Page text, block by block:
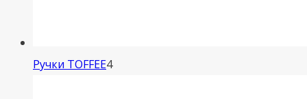
Ручки TOFFEE44